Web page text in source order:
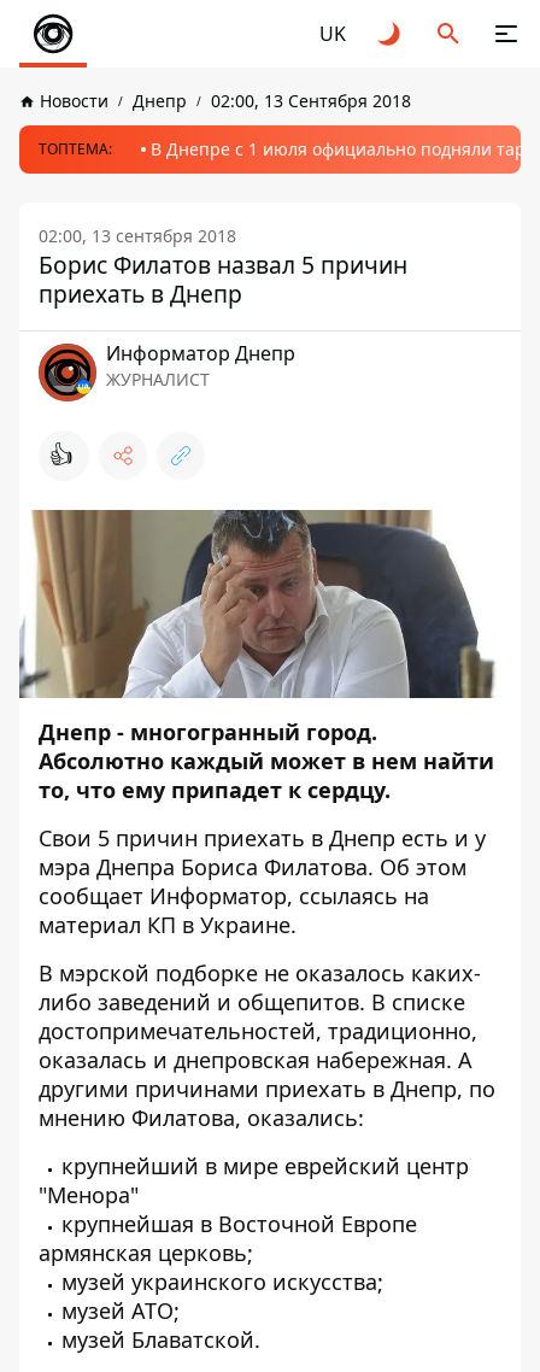
UK
Новости Днепр 02:00, 13 Сентября 2018
ТОПТЕМА: В Днепре с 1 июля официально подняли
02:00, 13 сентября 2018
Борис Филатов назвал 5 причин
приехать в Днепр
Информатор Днепр
ЖУРНАЛИСТ
👍
Днепр - многогранный город.
Абсолютно каждый может в нем найти
то, что ему припадет к сердцу.
Свои 5 причин приехать в Днепр есть и у
мэра Днепра Бориса Филатова. Об этом
сообщает Информатор, ссылаясь на
материал КП в Украине.
В мэрской подборке не оказалось каких-
либо заведений и общепитов. В списке
достопримечательностей, традиционно,
оказалась и днепровская набережная. А
другими причинами приехать в Днепр, по
мнению Филатова, оказались:
крупнейший в мире еврейский центр
"Менора"
крупнейшая в Восточной Европе
армянская церковь;
музей украинского искусства;
музей АТО;
музей Блаватской.